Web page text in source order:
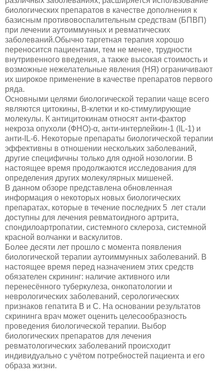
биологических препаратов в качестве дополнения к
базисным противовоспалительным средствам (БПВП)
при лечении аутоиммунных и ревматических
заболеваний.Обычно таргетная терапия хорошо
переносится пациентами, тем не менее, трудности
внутривенного введения, а также высокая стоимость и
возможные нежелательные явления (НЯ) ограничивают
их широкое применение в качестве препаратов первого
ряда.
Основными целями биологической терапии чаще всего
являются цитокины, В-клетки и ко-стимулирующие
молекулы. К антицитокинам относят анти-фактор
некроза опухоли (ФНО)-α, анти-интерлейкин-1 (IL-1) и
анти-IL-6. Некоторые препараты биологической терапии
эффективны в отношении нескольких заболеваний,
другие специфичны только для одной нозологии. В
настоящее время продолжаются исследования для
определения других молекулярных мишеней.
В данном обзоре представлена обновленная
информация о некоторых новых биологических
препаратах, которые в течение последних 5 лет стали
доступны для лечения ревматоидного артрита,
спондилоартропатии, системного склероза, системной
красной волчанки и васкулитов.
Более десяти лет прошло с момента появления
биологической терапии аутоиммунных заболеваний. В
настоящее время перед назначением этих средств
обязателен скрининг: наличие активного или
перенесённого туберкулеза, онкопатологии и
неврологических заболеваний, серологических
признаков гепатита B и C. На основании результатов
скрининга врач может оценить целесообразность
проведения биологической терапии. Выбор
биологических препаратов для лечения
ревматологических заболеваний происходит
индивидуально с учётом потребностей пациента и его
образа жизни.